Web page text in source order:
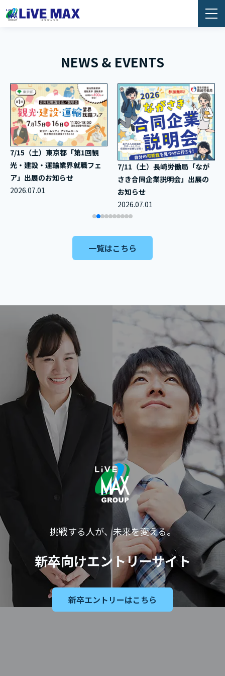
リブマックスグループ 採用情報
NEWS & EVENTS
7/15（土）東京都「第1回観
光・建設・運輸業界就職フェ
ア」出展のお知らせ
2026.07.01
7/11（土）長崎労働局「なが
さき合同企業説明会」出展の
お知らせ
2026.07.01
一覧はこちら
挑戦する人が、未来を変える。
新卒向けエントリーサイト
新卒エントリーはこちら